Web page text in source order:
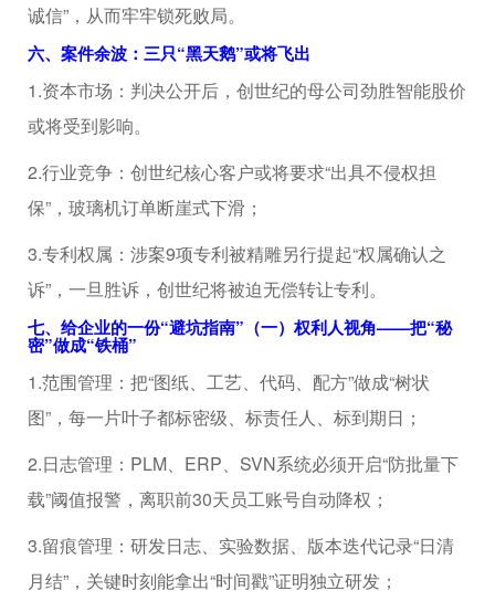
诚信”，从而牢牢锁死败局。
六、案件余波：三只“黑天鹅”或将飞出
1.资本市场：判决公开后，创世纪的母公司劲胜智能股价
或将受到影响。
2.行业竞争：创世纪核心客户或将要求“出具不侵权担
保”，玻璃机订单断崖式下滑；
3.专利权属：涉案9项专利被精雕另行提起“权属确认之
诉”，一旦胜诉，创世纪将被迫无偿转让专利。
七、给企业的一份“避坑指南”（一）权利人视角——把“秘
密”做成“铁桶”
1.范围管理：把“图纸、工艺、代码、配方”做成“树状
图”，每一片叶子都标密级、标责任人、标到期日；
2.日志管理：PLM、ERP、SVN系统必须开启“防批量下
载”阈值报警，离职前30天员工账号自动降权；
3.留痕管理：研发日志、实验数据、版本迭代记录“日清
月结”，关键时刻能拿出“时间戳”证明独立研发；